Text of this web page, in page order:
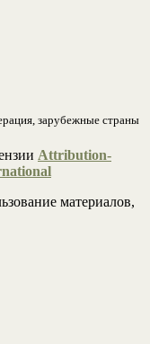
зарубежные страны
Attribution-
материалов,